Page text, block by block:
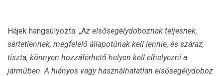
Hájek hangsúlyozta: „Az elsősegélydoboznak teljesnek,
sértetlennek, megfelelő állapotúnak kell lennie, és száraz,
tiszta, könnyen hozzáférhető helyen kell elhelyezni a
járműben. A hiányos vagy használhatatlan elsősegélydoboz